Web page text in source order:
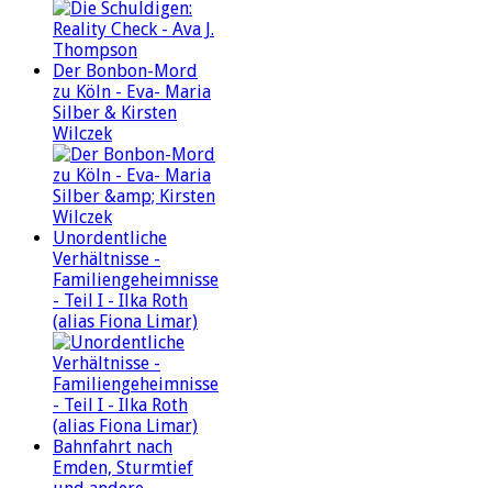
Der Bonbon-Mord
zu Köln - Eva- Maria
Silber & Kirsten
Wilczek
Unordentliche
Verhältnisse -
Familiengeheimnisse
- Teil I - Ilka Roth
(alias Fiona Limar)
Bahnfahrt nach
Emden, Sturmtief